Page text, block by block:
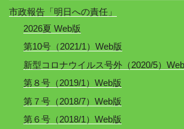
市政報告「明日への責任」
2026夏 Web版
第10号（2021/1）Web版
新型コロナウイルス号外（2020/5）
第８号（2019/1）Web版
第７号（2018/7）Web版
第６号（2018/1）Web版